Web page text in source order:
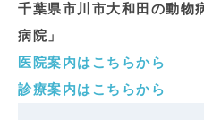
千葉県市川市大和田の動物
病院」
医院案内はこちらから
診療案内はこちらから